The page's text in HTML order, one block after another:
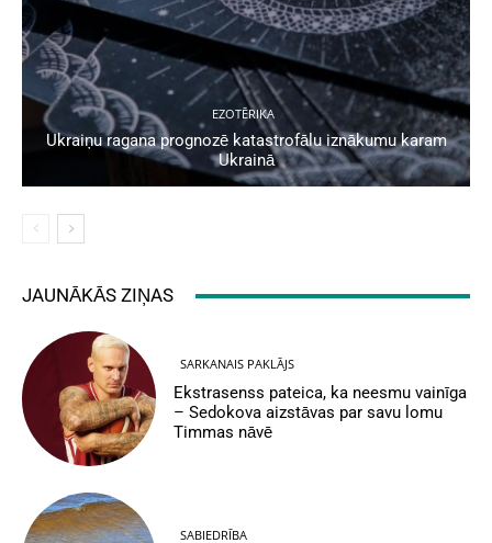
EZOTĒRIKA
Ukraiņu ragana prognozē katastrofālu iznākumu karam
Ukrainā
JAUNĀKĀS ZIŅAS
SARKANAIS PAKLĀJS
Ekstrasenss pateica, ka neesmu vainīga
– Sedokova aizstāvas par savu lomu
Timmas nāvē
SABIEDRĪBA